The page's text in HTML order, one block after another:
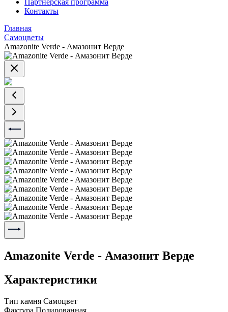
Партнерская программа
Контакты
Главная
Самоцветы
Amazonite Verde - Амазонит Верде
Amazonite Verde - Амазонит Верде
Характеристики
Тип камня Самоцвет
Фактура Полированная